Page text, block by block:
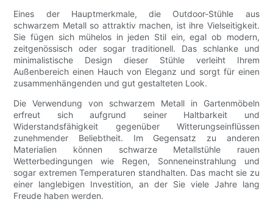
Eines der Hauptmerkmale, die Outdoor-Stühle aus
schwarzem Metall so attraktiv machen, ist ihre Vielseitigkeit.
Sie fügen sich mühelos in jeden Stil ein, egal ob modern,
zeitgenössisch oder sogar traditionell. Das schlanke und
minimalistische Design dieser Stühle verleiht Ihrem
Außenbereich einen Hauch von Eleganz und sorgt für einen
zusammenhängenden und gut gestalteten Look.
Die Verwendung von schwarzem Metall in Gartenmöbeln
erfreut sich aufgrund seiner Haltbarkeit und
Widerstandsfähigkeit gegenüber Witterungseinflüssen
zunehmender Beliebtheit. Im Gegensatz zu anderen
Materialien können schwarze Metallstühle rauen
Wetterbedingungen wie Regen, Sonneneinstrahlung und
sogar extremen Temperaturen standhalten. Das macht sie zu
einer langlebigen Investition, an der Sie viele Jahre lang
Freude haben werden.